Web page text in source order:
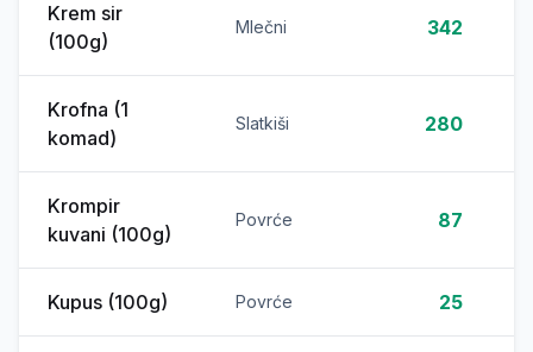
Krem sir
(100g)
Mlečni 342
Krofna (1
komad)
Slatkiši 280
Krompir
kuvani (100g)
Povrće 87
Kupus (100g) Povrće 25